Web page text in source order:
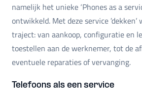
namelijk het unieke ‘Phones as a
ontwikkeld. Met deze service ’dekken’
traject: van aankoop, configuratie en
toestellen aan de werknemer, tot de
eventuele reparaties of vervanging.
Telefoons als een service